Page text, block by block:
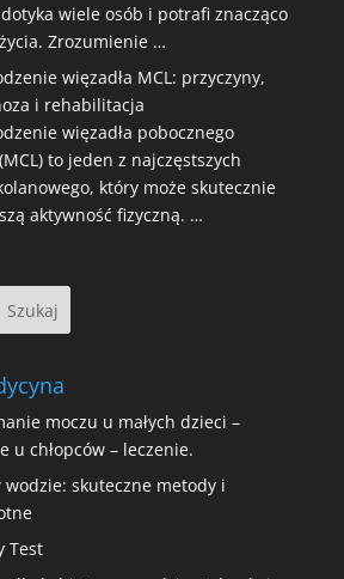
wiele osób i potrafi znacząco
Zrozumienie …
więzadła MCL: przyczyny,
i rehabilitacja
więzadła pobocznego
to jeden z najczęstszych
który może skutecznie
aktywność fizyczną. …
moczu u małych dzieci –
u chłopców – leczenie.
skuteczne metody i
Test